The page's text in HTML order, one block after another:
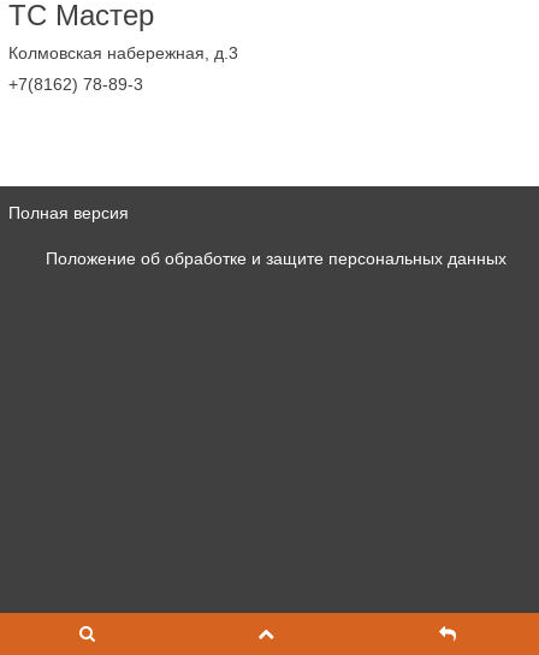
ТС Мастер
Колмовская набережная, д.3
+7(8162) 78-89-3
Полная версия
Положение об обработке и защите персональных данных